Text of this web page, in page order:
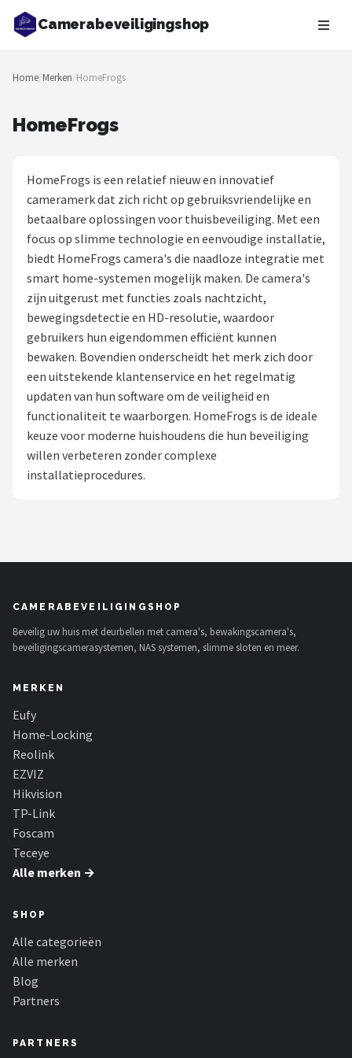
Camerabeveiligingshop
Zoeken
NAVIGATIE
Blog
Beveiligingscamera's
Camera Deurbellen
NAS
Shop
Eufy
Home-Locking
Reolink
Foscam
Smartwares
ieGeek
Alle merken →
Home/Merken/HomeFrogs
HomeFrogs
HomeFrogs is een relatief nieuw en innovatief
cameramerk dat zich richt op gebruiksvriendelijke en
betaalbare oplossingen voor thuisbeveiliging. Met een
focus op slimme technologie en eenvoudige installatie,
biedt HomeFrogs camera's die naadloze integratie met
smart home-systemen mogelijk maken. De camera's
zijn uitgerust met functies zoals nachtzicht,
bewegingsdetectie en HD-resolutie, waardoor
gebruikers hun eigendommen efficiënt kunnen
bewaken. Bovendien onderscheidt het merk zich door
een uitstekende klantenservice en het regelmatig
updaten van hun software om de veiligheid en
functionaliteit te waarborgen. HomeFrogs is de ideale
keuze voor moderne huishoudens die hun beveiliging
willen verbeteren zonder complexe
installatieprocedures.
CAMERABEVEILIGINGSHOP
Beveilig uw huis met deurbellen met camera's, bewakingscamera's,
beveiligingscamerasystemen, NAS systemen, slimme sloten en meer.
MERKEN
Eufy
Home-Locking
Reolink
EZVIZ
Hikvision
TP-Link
Foscam
Teceye
Alle merken →
SHOP
Alle categorieën
Alle merken
Blog
Partners
PARTNERS